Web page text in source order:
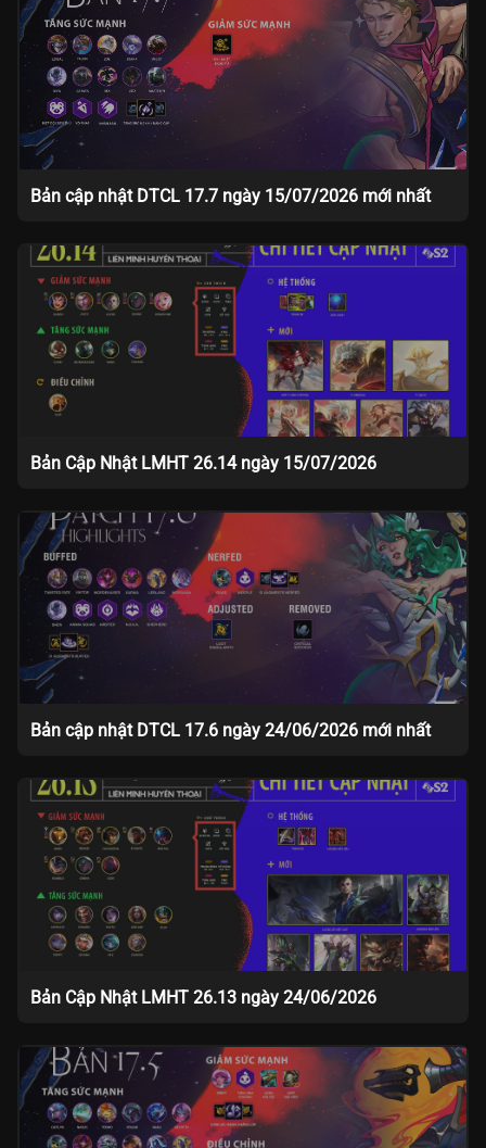
Bản cập nhật DTCL 17.7 ngày 15/07/2026 mới nhất
Bản Cập Nhật LMHT 26.14 ngày 15/07/2026
Bản cập nhật DTCL 17.6 ngày 24/06/2026 mới nhất
Bản Cập Nhật LMHT 26.13 ngày 24/06/2026